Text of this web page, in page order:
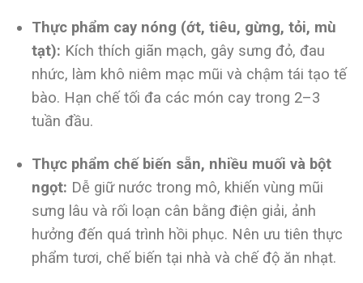
Thực phẩm cay nóng (ớt, tiêu, gừng, tỏi, mù
tạt): Kích thích giãn mạch, gây sưng đỏ, đau
nhức, làm khô niêm mạc mũi và chậm tái tạo tế
bào. Hạn chế tối đa các món cay trong 2–3
tuần đầu.
Thực phẩm chế biến sẵn, nhiều muối và bột
ngọt: Dễ giữ nước trong mô, khiến vùng mũi
sưng lâu và rối loạn cân bằng điện giải, ảnh
hưởng đến quá trình hồi phục. Nên ưu tiên thực
phẩm tươi, chế biến tại nhà và chế độ ăn nhạt.